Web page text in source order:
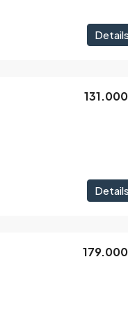
Details
Details